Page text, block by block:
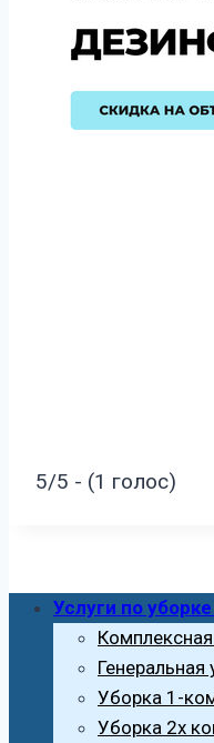
5/5 - (1 голос)
Услуги по
Генеральная
Уборка 1-
Уборка 2х